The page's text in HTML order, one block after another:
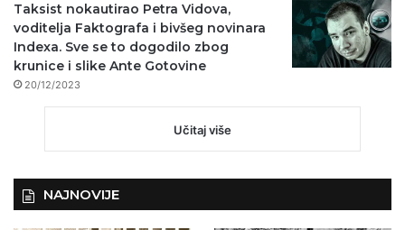
Taksist nokautirao Petra Vidova,
voditelja Faktografa i bivšeg novinara
Indexa. Sve se to dogodilo zbog
krunice i slike Ante Gotovine
20/12/2023
Učitaj više
NAJNOVIJE